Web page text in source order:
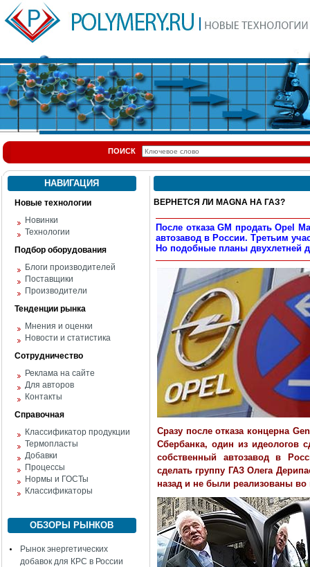
ПОИСК
НАВИГАЦИЯ
Новые технологии
Новинки
Технологии
Подбор оборудования
Блоги производителей
Поставщики
Производители
Тенденции рынка
Мнения и оценки
Новости и статистика
Сотрудничество
Реклама на сайте
Для авторов
Контакты
Справочная
Классификатор продукции
Термопласты
Добавки
Процессы
Нормы и ГОСТы
Классификаторы
ОБЗОРЫ РЫНКОВ
Рынок энергетических
добавок для КРС в России
ВЕРНЕТСЯ ЛИ MAGNA НА ГАЗ?
После отказа GM продать Opel
автозавод в России. Третьим
Но подобные планы двухлетней
Сразу после отказа концерна
Сбербанка, один из идеологов
собственный автозавод в
сделать группу ГАЗ Олега
назад и не были реализованы